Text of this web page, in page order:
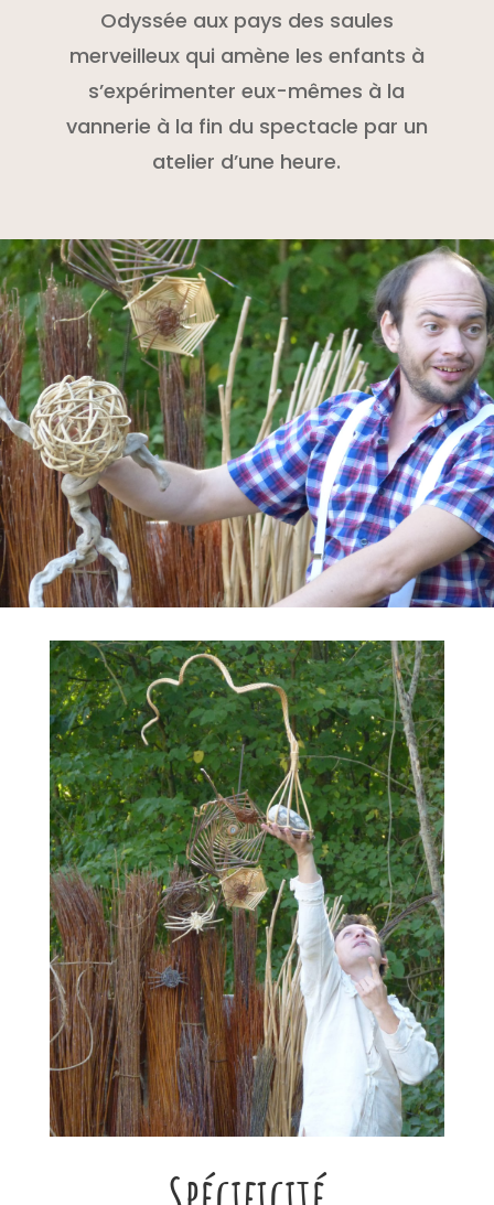
Odyssée aux pays des saules
merveilleux qui amène les enfants à
s’expérimenter eux-mêmes à la
vannerie à la fin du spectacle par un
atelier d’une heure.